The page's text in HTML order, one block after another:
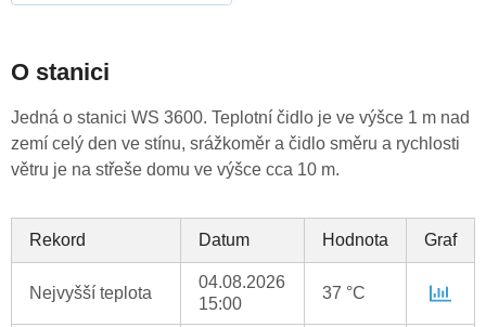
O stanici
Jedná o stanici WS 3600. Teplotní čidlo je ve výšce 1 m nad
zemí celý den ve stínu, srážkoměr a čidlo směru a rychlosti
větru je na střeše domu ve výšce cca 10 m.
Rekord Datum Hodnota Graf
Nejvyšší teplota
04.08.2026
15:00
37 °C